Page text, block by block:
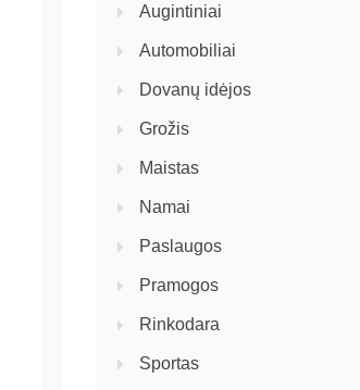
Augintiniai
Automobiliai
Dovanų idėjos
Grožis
Maistas
Namai
Paslaugos
Pramogos
Rinkodara
Sportas